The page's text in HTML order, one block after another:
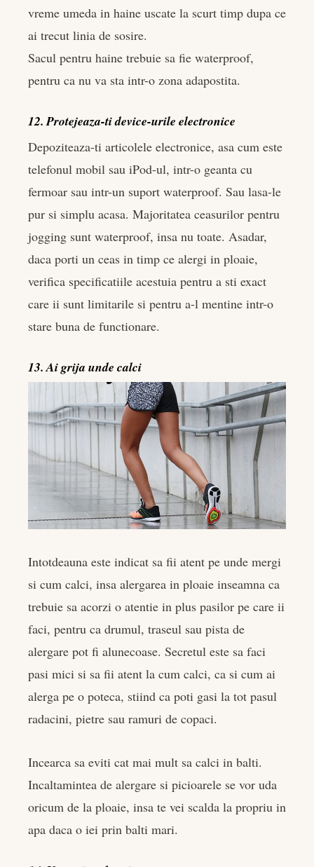
vreme umeda in haine uscate la scurt timp dupa ce
ai trecut linia de sosire.
Sacul pentru haine trebuie sa fie waterproof,
pentru ca nu va sta intr-o zona adapostita.
12. Protejeaza-ti device-urile electronice
Depoziteaza-ti articolele electronice, asa cum este
telefonul mobil sau iPod-ul, intr-o geanta cu
fermoar sau intr-un suport waterproof. Sau lasa-le
pur si simplu acasa. Majoritatea ceasurilor pentru
jogging sunt waterproof, insa nu toate. Asadar,
daca porti un ceas in timp ce alergi in ploaie,
verifica specificatiile acestuia pentru a sti exact
care ii sunt limitarile si pentru a-l mentine intr-o
stare buna de functionare.
13. Ai grija unde calci
Intotdeauna este indicat sa fii atent pe unde mergi
si cum calci, insa alergarea in ploaie inseamna ca
trebuie sa acorzi o atentie in plus pasilor pe care ii
faci, pentru ca drumul, traseul sau pista de
alergare pot fi alunecoase. Secretul este sa faci
pasi mici si sa fii atent la cum calci, ca si cum ai
alerga pe o poteca, stiind ca poti gasi la tot pasul
radacini, pietre sau ramuri de copaci.
Incearca sa eviti cat mai mult sa calci in balti.
Incaltamintea de alergare si picioarele se vor uda
oricum de la ploaie, insa te vei scalda la propriu in
apa daca o iei prin balti mari.